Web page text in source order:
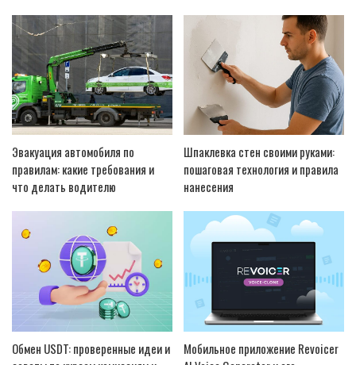
Эвакуация автомобиля по
правилам: какие требования и
что делать водителю
Шпаклевка стен своими руками:
пошаговая технология и правила
нанесения
Обмен USDT: проверенные идеи и
Мобильное приложение Revoicer